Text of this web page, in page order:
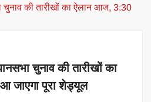
दर्जन
कम
वोटों
चुनाव की तारीखों का
जाएगा पूरा शेड्यूल